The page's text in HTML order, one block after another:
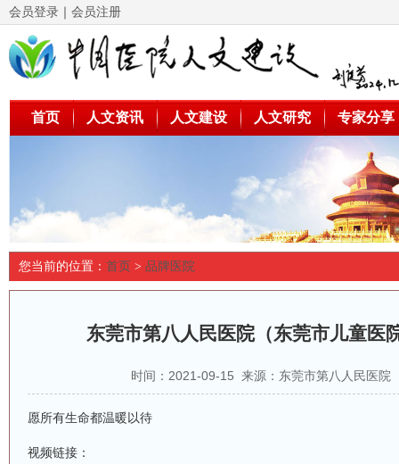
会员登录 ｜ 会员注册
首页 人文资讯 人文建设 人文研究 专家分享
您当前的位置： 首页 > 品牌医院
东莞市第八人民医院（东莞市儿童医
时间：2021-09-15 来源：东莞市第八人民医院
愿所有生命都温暖以待
视频链接：